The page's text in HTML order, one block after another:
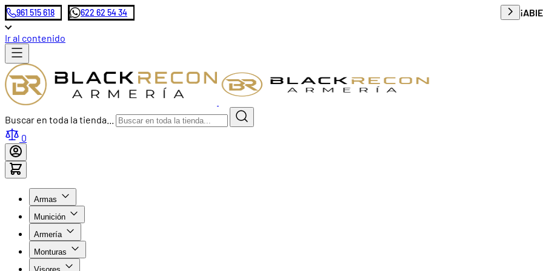
Envío
961 515 618 622 62 54 34
Ir al contenido
Buscar en toda la tienda...
0
Armas
Munición
Armería
Monturas